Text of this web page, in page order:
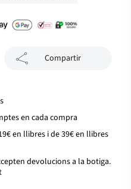
Compartir
en cada compra
en llibres i de 39€ en llibres
devolucions a la botiga.